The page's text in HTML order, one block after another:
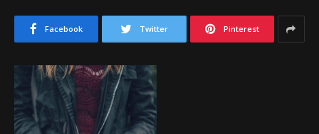
Facebook Twitter Pinterest